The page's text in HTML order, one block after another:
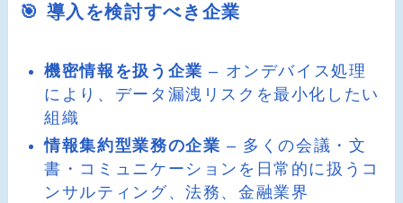
🎯 導入を検討すべき企業
機密情報を扱う企業 – オンデバイス処理
により、データ漏洩リスクを最小化したい
組織
情報集約型業務の企業 – 多くの会議・文
書・コミュニケーションを日常的に扱うコ
ンサルティング、法務、金融業界